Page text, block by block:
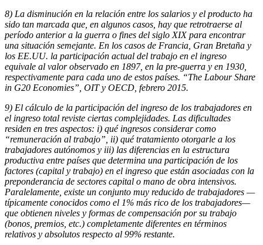
8) La disminución en la relación entre los salarios y el producto ha
sido tan marcada que, en algunos casos, hay que retrotraerse al
período anterior a la guerra o fines del siglo XIX para encontrar
una situación semejante. En los casos de Francia, Gran Bretaña y
los EE.UU. la participación actual del trabajo en el ingreso
equivale al valor observado en 1897, en la pre-guerra y en 1930,
respectivamente para cada uno de estos países. “The Labour Share
in G20 Economies”, OIT y OECD, febrero 2015.
9) El cálculo de la participación del ingreso de los trabajadores en
el ingreso total reviste ciertas complejidades. Las dificultades
residen en tres aspectos: i) qué ingresos considerar como
“remuneración al trabajo”, ii) qué tratamiento otorgarle a los
trabajadores autónomos y iii) las diferencias en la estructura
productiva entre países que determina una participación de los
factores (capital y trabajo) en el ingreso que están asociadas con la
preponderancia de sectores capital o mano de obra intensivos.
Paralelamente, existe un conjunto muy reducido de trabajadores —
típicamente conocidos como el 1% más rico de los trabajadores—
que obtienen niveles y formas de compensación por su trabajo
(bonos, premios, etc.) completamente diferentes en términos
relativos y absolutos respecto al 99% restante.